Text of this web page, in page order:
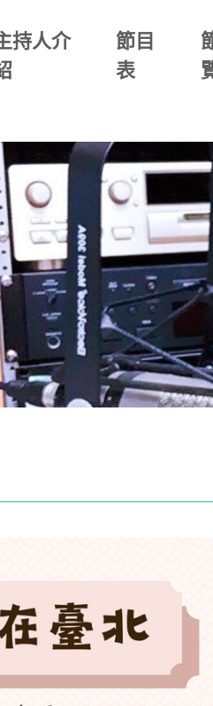
持人介
節目
表